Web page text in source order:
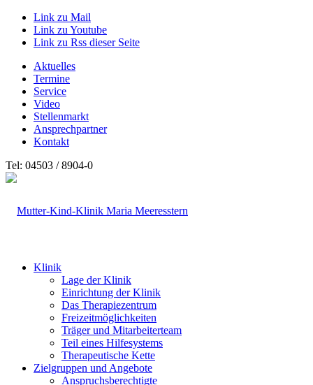
Link zu Mail
Link zu Youtube
Link zu Rss dieser Seite
Aktuelles
Termine
Service
Video
Stellenmarkt
Ansprechpartner
Kontakt
Tel: 04503 / 8904-0
Klinik
Lage der Klinik
Einrichtung der Klinik
Das Therapiezentrum
Freizeitmöglichkeiten
Träger und Mitarbeiterteam
Teil eines Hilfesystems
Therapeutische Kette
Zielgruppen und Angebote
Anspruchsberechtigte